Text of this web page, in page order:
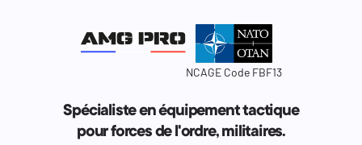
NCAGE Code FBF13
Spécialiste en équipement tactique
pour forces de l'ordre, militaires.